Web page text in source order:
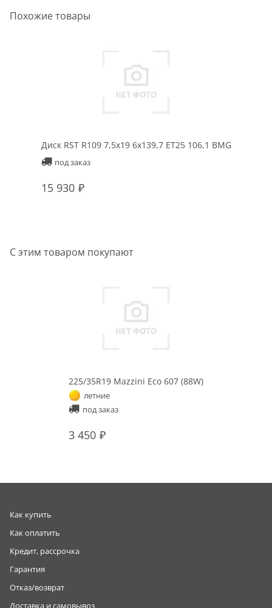
Похожие товары
Диск RST R109 7,5x19 6x139,7 ET25 106,1 BMG
под заказ
15 930
С этим товаром покупают
225/35R19 Mazzini Eco 607 (88W)
летние
под заказ
3 450
Как купить
Как оплатить
Кредит, рассрочка
Гарантия
Отказ/возврат
Доставка и самовывоз